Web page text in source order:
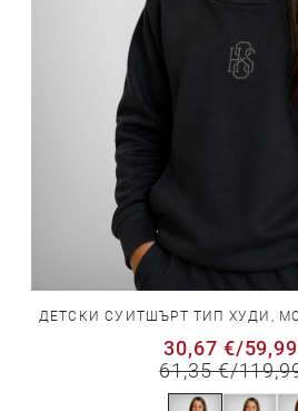
ДЕТСКИ СУИТШЪРТ ТИП ХУДИ,
30,67 €/
61,35 €/